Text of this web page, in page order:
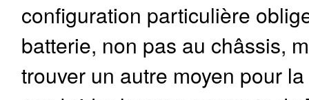
configuration particulière
batterie, non pas au châssis,
trouver un autre moyen pour